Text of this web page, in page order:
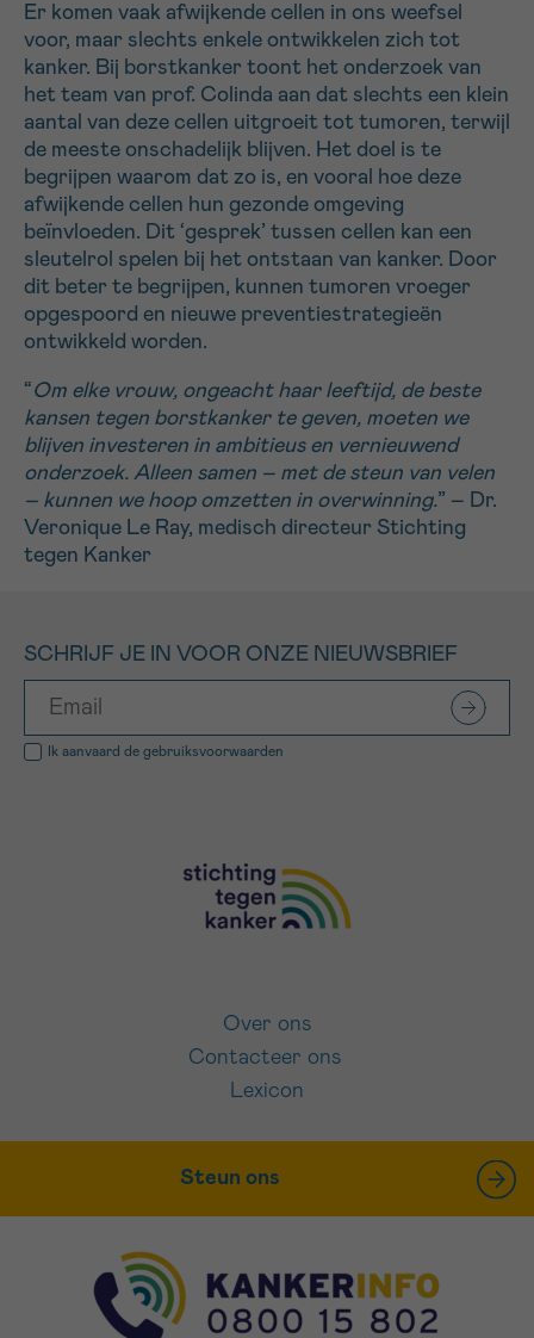
Er komen vaak afwijkende cellen in ons weefsel
voor, maar slechts enkele ontwikkelen zich tot
kanker. Bij borstkanker toont het onderzoek van
het team van prof. Colinda aan dat slechts een klein
aantal van deze cellen uitgroeit tot tumoren, terwijl
de meeste onschadelijk blijven. Het doel is te
begrijpen waarom dat zo is, en vooral hoe deze
afwijkende cellen hun gezonde omgeving
beïnvloeden. Dit ‘gesprek’ tussen cellen kan een
sleutelrol spelen bij het ontstaan van kanker. Door
dit beter te begrijpen, kunnen tumoren vroeger
opgespoord en nieuwe preventiestrategieën
ontwikkeld worden.
“Om elke vrouw, ongeacht haar leeftijd, de beste
kansen tegen borstkanker te geven, moeten we
blijven investeren in ambitieus en vernieuwend
onderzoek. Alleen samen – met de steun van velen
– kunnen we hoop omzetten in overwinning.” – Dr.
Veronique Le Ray, medisch directeur Stichting
tegen Kanker
SCHRIJF JE IN VOOR ONZE NIEUWSBRIEF
Ik aanvaard de gebruiksvoorwaarden
Over ons
Contacteer ons
Lexicon
Steun ons